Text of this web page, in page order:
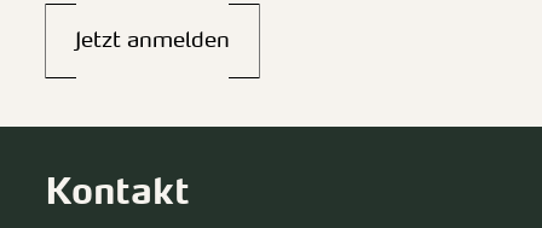
Jetzt anmelden
Kontakt